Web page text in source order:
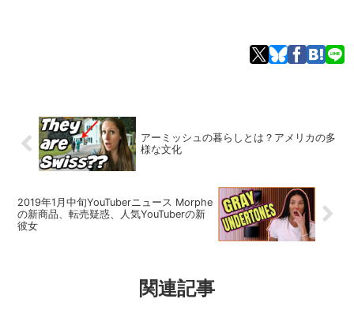
アーミッシュの暮らしとは？アメリカの多
様な文化
2019年1月中旬YouTuberニュース Morphe
の新商品、転売疑惑、人気YouTuberの新
彼女
関連記事